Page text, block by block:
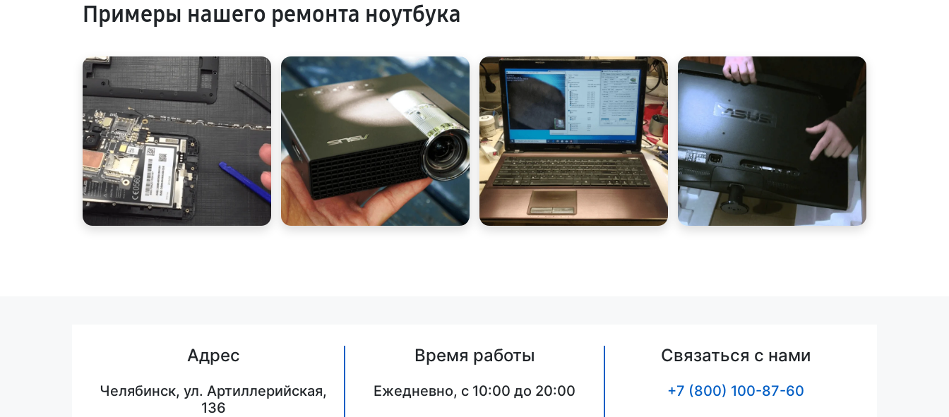
Примеры нашего ремонта ноутбука
Адрес
Челябинск, ул. Артиллерийская,
136
Время работы
Ежедневно, с 10:00 до 20:00
Связаться с нами
+7 (800) 100-87-60